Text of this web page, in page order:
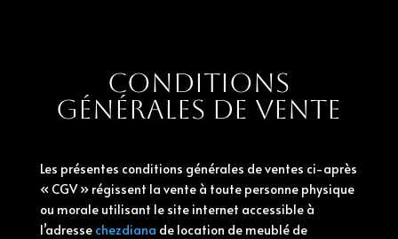
Conditions
générales de vente
Les présentes conditions générales de ventes ci-après
« CGV » régissent la vente à toute personne physique
ou morale utilisant le site internet accessible à
l’adresse chezdiana de location de meublé de